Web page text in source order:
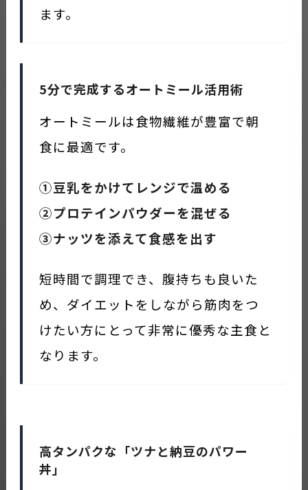
ます。
5分で完成するオートミール活用術
オートミールは食物繊維が豊富で朝
食に最適です。
①豆乳をかけてレンジで温める
②プロテインパウダーを混ぜる
③ナッツを添えて食感を出す
短時間で調理でき、腹持ちも良いた
め、ダイエットをしながら筋肉をつ
けたい方にとって非常に優秀な主食と
なります。
高タンパクな「ツナと納豆のパワー
丼」